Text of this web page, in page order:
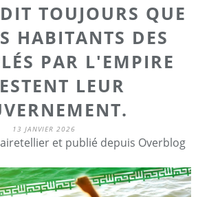
TOUJOURS QUE
HABITANTS DES
PAR L'EMPIRE
LEUR
13 JANVIER 2026
et publié depuis Overblog